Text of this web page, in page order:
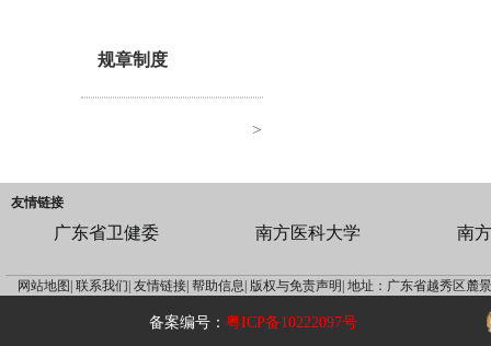
规章制度
>
友情链接
广东省卫健委 南方医科大学 南
网站地图| 联系我们| 友情链接| 帮助信息| 版权与免责声明| 地址：广东省越秀区麓
备案编号：粤ICP备10222097号